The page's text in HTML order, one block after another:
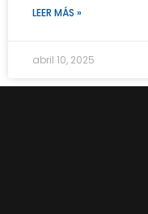
LEER MÁS »
abril 10, 2025